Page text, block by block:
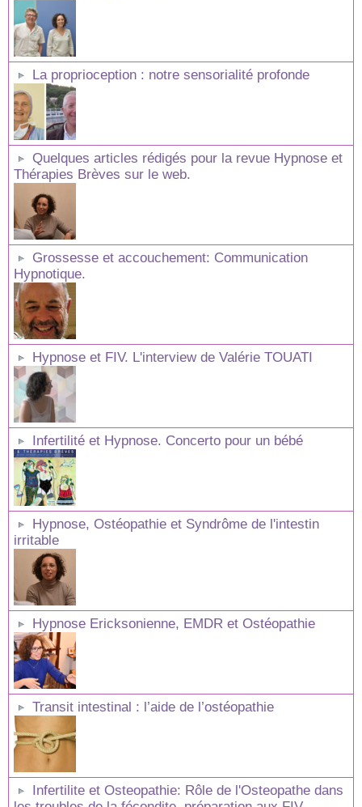
La proprioception : notre sensorialité profonde
Quelques articles rédigés pour la revue Hypnose et
Thérapies Brèves sur le web.
Grossesse et accouchement: Communication
Hypnotique.
Hypnose et FIV. L'interview de Valérie TOUATI
Infertilité et Hypnose. Concerto pour un bébé
Hypnose, Ostéopathie et Syndrôme de l'intestin
irritable
Hypnose Ericksonienne, EMDR et Ostéopathie
Transit intestinal : l’aide de l’ostéopathie
Infertilite et Osteopathie: Rôle de l'Osteopathe dans